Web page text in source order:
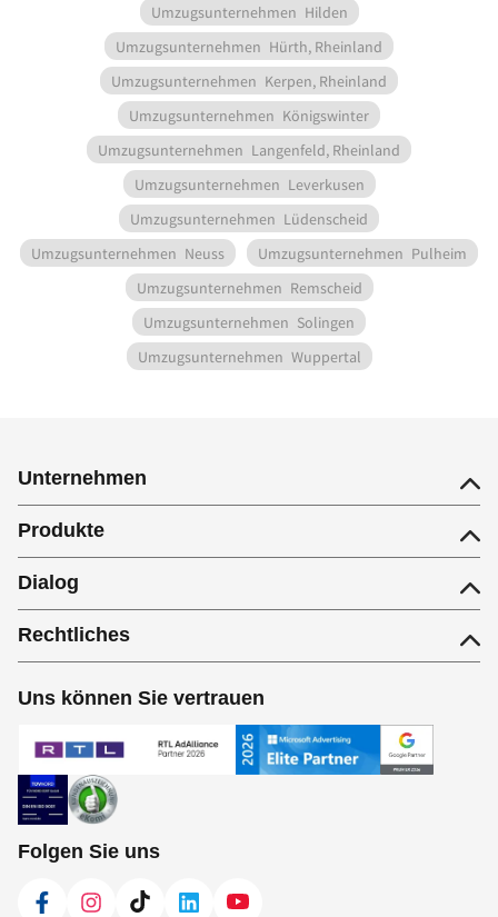
Umzugsunternehmen Hilden
Umzugsunternehmen Hürth, Rheinland
Umzugsunternehmen Kerpen, Rheinland
Umzugsunternehmen Königswinter
Umzugsunternehmen Langenfeld, Rheinland
Umzugsunternehmen Leverkusen
Umzugsunternehmen Lüdenscheid
Umzugsunternehmen Neuss Umzugsunternehmen Pulheim
Umzugsunternehmen Remscheid
Umzugsunternehmen Solingen
Umzugsunternehmen Wuppertal
Unternehmen
Produkte
Dialog
Rechtliches
Uns können Sie vertrauen
Folgen Sie uns